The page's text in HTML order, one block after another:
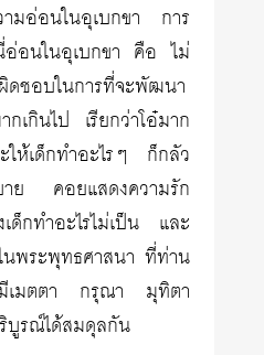
มอ่อนในอุเบกขา การ
อ่อนในอุเบกขา คือ ไม่
ดชอบในการที่จะพัฒนา
เกินไป เรียกว่าโอ๋มาก
ห้เด็กทำอะไรๆ ก็กลัว
าย คอยแสดงความรัก
ด็กทำอะไรไม่เป็น และ
นพระพุทธศาสนา ที่ท่าน
มีเมตตา กรุณา มุทิตา
บูรณ์ได้สมดุลกัน